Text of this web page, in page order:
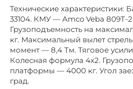
Технические характеристики:
33104. КМУ — Amco Veba 809T-
Грузоподъемность на
кг. Максимальный вылет
момент — 8,4 Тм. Тяговое
Колесная формула 4х2.
платформы — 4000 кг. Угол
град.